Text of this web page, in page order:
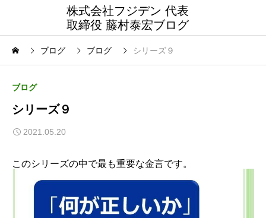
株式会社フジデン 代表
取締役 藤村泰宏ブログ
ブログ ブログ シリーズ９
ブログ
シリーズ９
2021.05.20
このシリーズの中で最も重要な金言です。